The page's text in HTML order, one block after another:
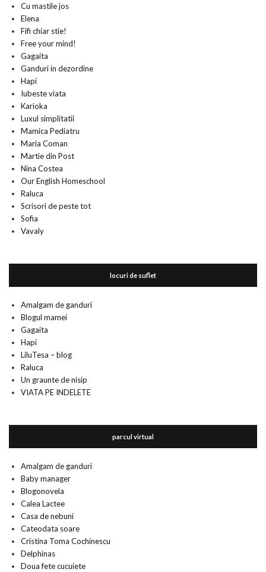
Cu mastile jos
Elena
Fifi chiar stie!
Free your mind!
Gagaita
Ganduri in dezordine
Hapi
Iubeste viata
Karioka
Luxul simplitatii
Mamica Pediatru
Maria Coman
Martie din Post
Nina Costea
Our English Homeschool
Raluca
Scrisori de peste tot
Sofia
Vavaly
locuri de suflet
Amalgam de ganduri
Blogul mamei
Gagaita
Hapi
LiluTesa – blog
Raluca
Un graunte de nisip
VIATA PE INDELETE
parcul virtual
Amalgam de ganduri
Baby manager
Blogonovela
Calea Lactee
Casa de nebuni
Cateodata soare
Cristina Toma Cochinescu
Delphinas
Doua fete cucuiete